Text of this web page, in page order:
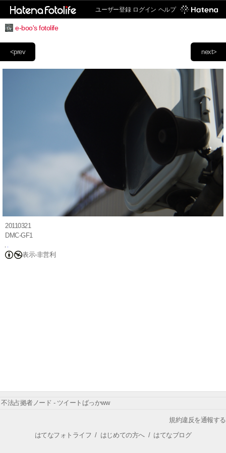
ユーザー登録 ログイン ヘルプ
e-boo's fotolife
next>
<prev
20110321
DMC-GF1
表示-非営利
不法占拠者ノード - ツイートばっかww
規約違反を通報する
はてなフォトライフ / はじめての方へ/ はてなブログ